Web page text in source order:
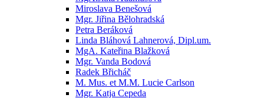
Miroslava Benešová
Mgr. Jiřina Bělohradská
Petra Beráková
Linda Bláhová Lahnerová, Dipl.um.
MgA. Kateřina Blažková
Mgr. Vanda Bodová
Radek Břicháč
M. Mus. et M.M. Lucie Carlson
Mgr. Katja Cepeda